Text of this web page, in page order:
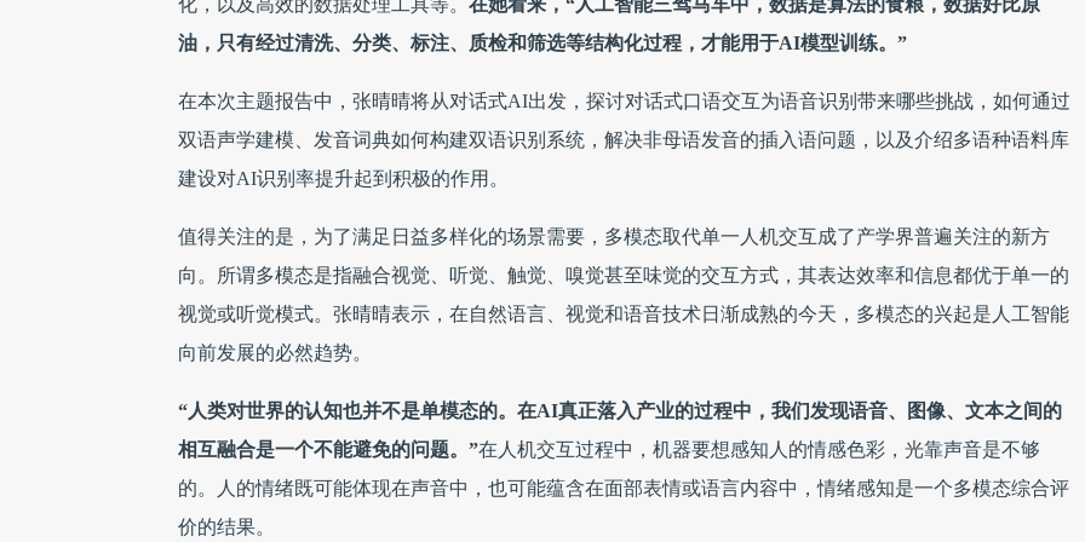
化，以及高效的数据处理工具等。 在她看来，“人工智能三驾马车中，数据是算法的食粮，数据好比原
油，只有经过清洗、分类、标注、质检和筛选等结构化过程，才能用于AI模型训练。”
在本次主题报告中，张晴晴将从对话式AI出发，探讨对话式口语交互为语音识别带来哪些挑战，如何通过
双语声学建模、发音词典如何构建双语识别系统，解决非母语发音的插入语问题，以及介绍多语种语料库
建设对AI识别率提升起到积极的作用。
值得关注的是，为了满足日益多样化的场景需要，多模态取代单一人机交互成了产学界普遍关注的新方
向。所谓多模态是指融合视觉、听觉、触觉、嗅觉甚至味觉的交互方式，其表达效率和信息都优于单一的
视觉或听觉模式。张晴晴表示，在自然语言、视觉和语音技术日渐成熟的今天，多模态的兴起是人工智能
向前发展的必然趋势。
“人类对世界的认知也并不是单模态的。在AI真正落入产业的过程中，我们发现语音、图像、文本之间的
相互融合是一个不能避免的问题。”在人机交互过程中，机器要想感知人的情感色彩，光靠声音是不够
的。人的情绪既可能体现在声音中，也可能蕴含在面部表情或语言内容中，情绪感知是一个多模态综合评
价的结果。